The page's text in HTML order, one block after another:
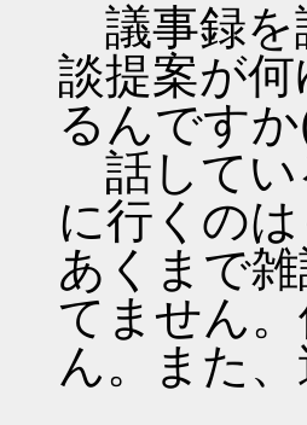
議事録を
談提案が
るんです
話してい
に行くの
あくまで
てません
ん。また